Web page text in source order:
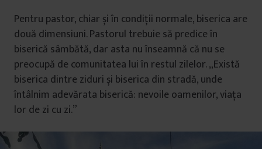
Pentru pastor, chiar și în condiții normale, biserica are
două dimensiuni. Pastorul trebuie să predice în
biserică sâmbătă, dar asta nu înseamnă că nu se
preocupă de comunitatea lui în restul zilelor. „Există
biserica dintre ziduri și biserica din stradă, unde
întâlnim adevărata biserică: nevoile oamenilor, viața
lor de zi cu zi.”